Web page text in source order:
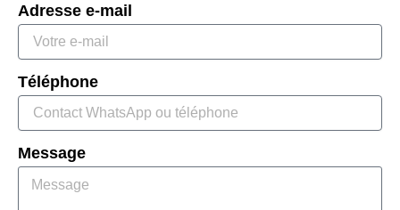
Adresse e-mail
Téléphone
Message